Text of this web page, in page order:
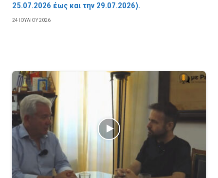
25.07.2026 έως και την 29.07.2026).
24 ΙΟΥΛΊΟΥ 2026